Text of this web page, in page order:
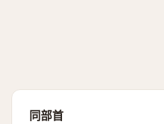
同部首